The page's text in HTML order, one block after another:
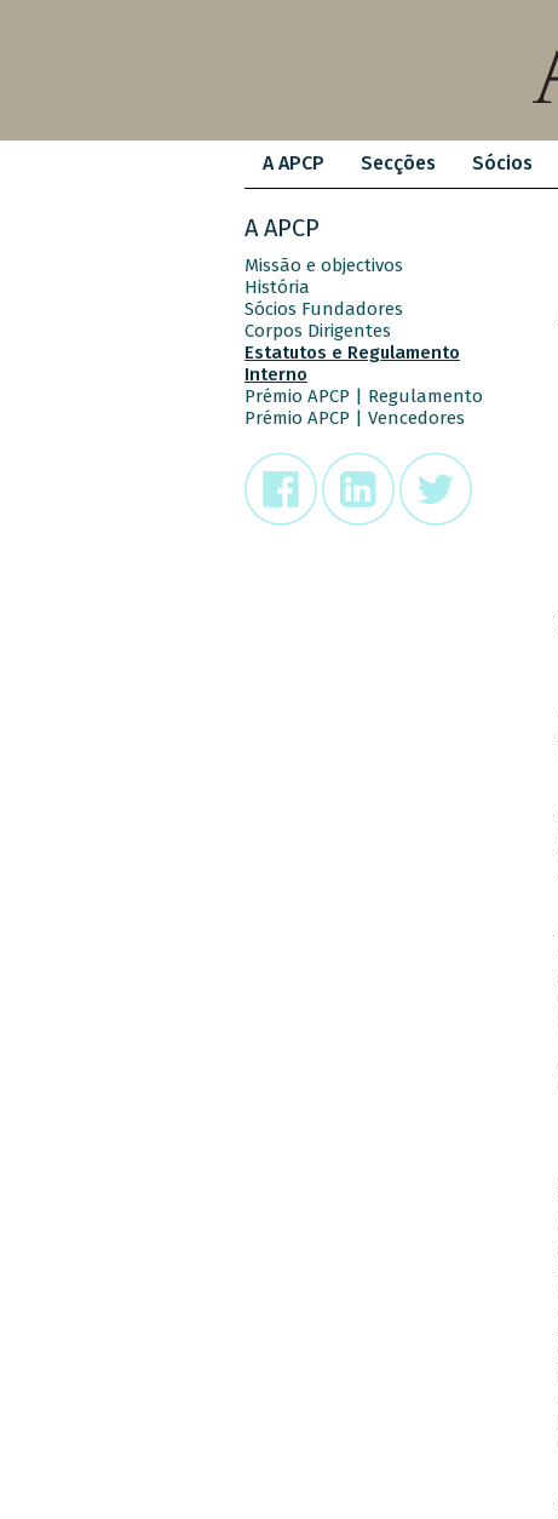
A APCP Secções Sócios
A APCP
Missão e objectivos
História
Sócios Fundadores
Corpos Dirigentes
Estatutos e Regulamento
Interno
Prémio APCP | Regulamento
Prémio APCP | Vencedores